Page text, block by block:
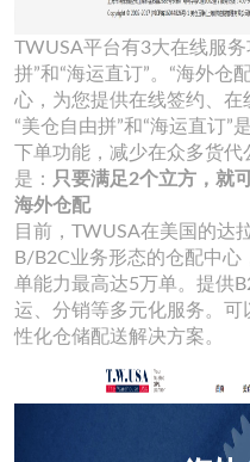
TWUSA平台有3大在线服务
拼”和“海运直订”。“海外仓
心，为您提供在线签约、在
“美仓自由拼”和“海运直订”
下单功能，减少在众多货
是： 只要满足2个立方，就
海外仓配
目前，TWUSA在美国的达
B/B2C业务形态的仓配中
单能力最高达5万单。提供
运、分销等多元化服务。
性化仓储配送解决方案。